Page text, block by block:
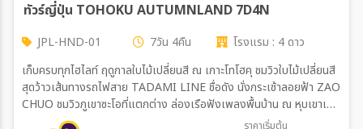
เฉพาะเดือน
ทัวร์ญี่ปุ่น TOHOKU AUTUMNLAND 7D4N
JPL-HND-01 7วัน 4คืน
โรงแรม : 4 ดาว
เก็บครบทุกไฮไลท์ ฤดูกาลใบไม้เปลี่ยนสี ณ เกาะโทโฮคุ ชมวิวใบไม้เปลี่ยนสี
สุดว้าวเส้นทางรถไฟสาย TADAMI LINE ชื่อดัง นั่งกระเช้าลอยฟ้า ZAO
CHUO ชมวิวภูเขาซะโอที่แตกต่าง ล่องเรือฟังเพลงพื้นบ้าน ณ หุบเขาเก
บิเค แวะหมู่บ้านออนเซ็นที่สวยที่สุดของญี่ปุ่น "กินซันออนเซ็น" เช็คอินเมือง
ราคาเริ่มต้น